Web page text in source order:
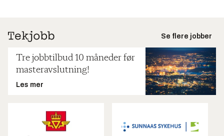
Se flere jobber
Tre jobbtilbud 10 måneder før
masteravslutning!
Les mer